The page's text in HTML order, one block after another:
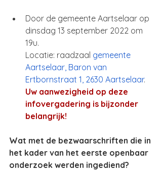
Door de gemeente Aartselaar op
dinsdag 13 september 2022 om
19u.
Locatie: raadzaal gemeente
Aartselaar, Baron van
Ertbornstraat 1, 2630 Aartselaar.
Uw aanwezigheid op deze
infovergadering is bijzonder
belangrijk!
Wat met de bezwaarschriften die in
het kader van het eerste openbaar
onderzoek werden ingediend?